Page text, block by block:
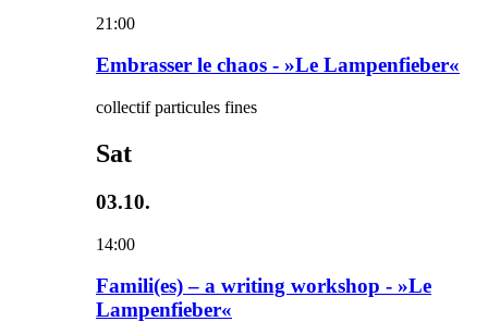
21:00
Embrasser le chaos - »Le Lampenfieber«
collectif particules fines
Sat
03.10.
14:00
Famili(es) – a writing workshop - »Le
Lampenfieber«